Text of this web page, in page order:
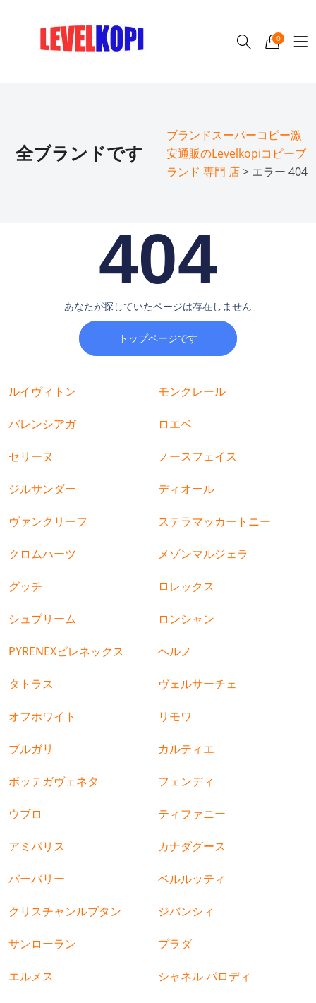
0
全ブランドです
ブランドスーパーコピー激
安通販のLevelkopiコピーブ
ランド 専門 店> エラー 404
404
あなたが探していたページは存在しません
トップページです
ルイヴィトン モンクレール
バレンシアガ ロエベ
セリーヌ ノースフェイス
ジルサンダー ディオール
ヴァンクリーフ ステラマッカートニー
クロムハーツ メゾンマルジェラ
グッチ ロレックス
シュプリーム ロンシャン
PYRENEXピレネックス ヘルノ
タトラス ヴェルサーチェ
オフホワイト リモワ
ブルガリ カルティエ
ボッテガヴェネタ フェンディ
ウブロ ティファニー
アミパリス カナダグース
バーバリー ベルルッティ
クリスチャンルブタン ジバンシィ
サンローラン プラダ
エルメス シャネル パロディ